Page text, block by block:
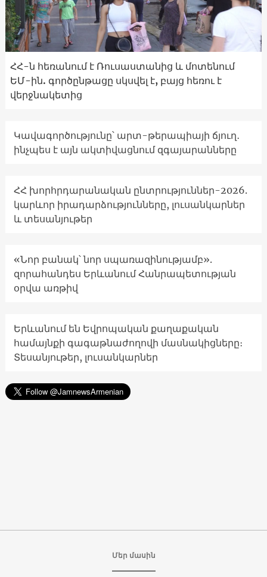
ՀՀ-ն հեռանում է Ռուսաստանից և մոտենում
ԵՄ-ին. գործընթացը սկսվել է, բայց հեռու է
վերջնակետից
Կավագործությունը՝ արտ-թերապիայի ճյուղ․
ինչպես է այն ակտիվացնում զգայարանները
ՀՀ խորհրդարանական ընտրություններ-2026.
կարևոր իրադարձությունները, լուսանկարներ
և տեսանյութեր
«Նոր բանակ՝ նոր սպառազինությամբ».
զորահանդես Երևանում Հանրապետության
օրվա առթիվ
Երևանում են Եվրոպական քաղաքական
համայնքի գագաթնաժողովի մասնակիցները։
Տեսանյութեր, լուսանկարներ
Մեր մասին